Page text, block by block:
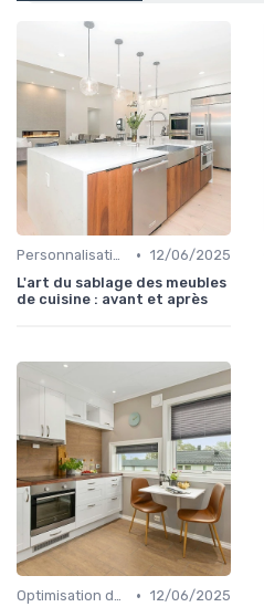
Personnalisation et Mise à Niveau • 12/06/2025
L'art du sablage des meubles
de cuisine : avant et après
Optimisation de l'Espace • 12/06/2025